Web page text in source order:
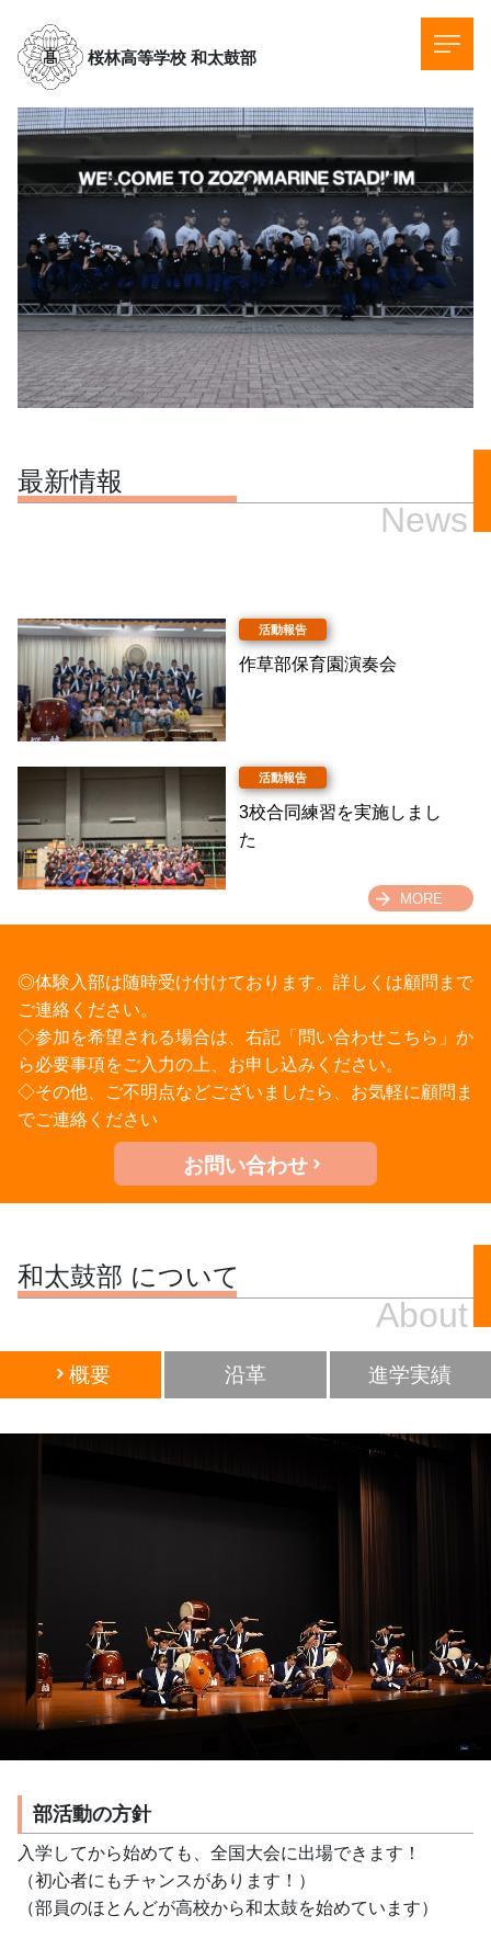
桜林高等学校 和太鼓部
最新情報
News
作草部保育園演奏会
3校合同練習を実施しまし
た
MORE
◎体験入部は随時受け付けております。詳しくは顧問まで
ご連絡ください。
◇参加を希望される場合は、右記「問い合わせこちら」か
ら必要事項をご入力の上、お申し込みください。
◇その他、ご不明点などございましたら、お気軽に顧問ま
でご連絡ください
お問い合わせ
和太鼓部 について
About
概要 沿革 進学実績
部活動の方針
入学してから始めても、全国大会に出場できます！
（初心者にもチャンスがあります！）
（部員のほとんどが高校から和太鼓を始めています）